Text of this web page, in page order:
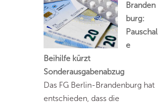
Branden
burg:
Pauschal
e
Beihilfe kürzt
Sonderausgabenabzug
Das FG Berlin-Brandenburg hat
entschieden, dass die